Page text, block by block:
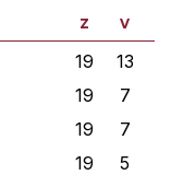
Z V
19 13
19 7
19 7
19 5